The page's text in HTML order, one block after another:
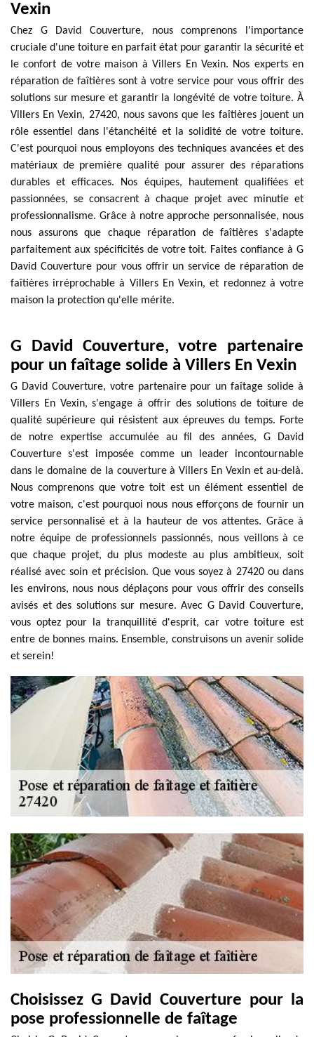
Vexin
Chez G David Couverture, nous comprenons l'importance
cruciale d'une toiture en parfait état pour garantir la sécurité et
le confort de votre maison à Villers En Vexin. Nos experts en
réparation de faîtières sont à votre service pour vous offrir des
solutions sur mesure et garantir la longévité de votre toiture. À
Villers En Vexin, 27420, nous savons que les faîtières jouent un
rôle essentiel dans l'étanchéité et la solidité de votre toiture.
C'est pourquoi nous employons des techniques avancées et des
matériaux de première qualité pour assurer des réparations
durables et efficaces. Nos équipes, hautement qualifiées et
passionnées, se consacrent à chaque projet avec minutie et
professionnalisme. Grâce à notre approche personnalisée, nous
nous assurons que chaque réparation de faîtières s'adapte
parfaitement aux spécificités de votre toit. Faites confiance à G
David Couverture pour vous offrir un service de réparation de
faîtières irréprochable à Villers En Vexin, et redonnez à votre
maison la protection qu'elle mérite.
G David Couverture, votre partenaire
pour un faîtage solide à Villers En Vexin
G David Couverture, votre partenaire pour un faîtage solide à
Villers En Vexin, s'engage à offrir des solutions de toiture de
qualité supérieure qui résistent aux épreuves du temps. Forte
de notre expertise accumulée au fil des années, G David
Couverture s'est imposée comme un leader incontournable
dans le domaine de la couverture à Villers En Vexin et au-delà.
Nous comprenons que votre toit est un élément essentiel de
votre maison, c'est pourquoi nous nous efforçons de fournir un
service personnalisé et à la hauteur de vos attentes. Grâce à
notre équipe de professionnels passionnés, nous veillons à ce
que chaque projet, du plus modeste au plus ambitieux, soit
réalisé avec soin et précision. Que vous soyez à 27420 ou dans
les environs, nous nous déplaçons pour vous offrir des conseils
avisés et des solutions sur mesure. Avec G David Couverture,
vous optez pour la tranquillité d'esprit, car votre toiture est
entre de bonnes mains. Ensemble, construisons un avenir solide
et serein!
Choisissez G David Couverture pour la
pose professionnelle de faîtage